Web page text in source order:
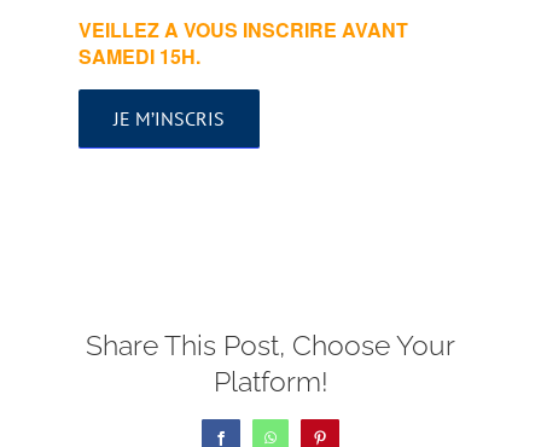
VEILLEZ A VOUS INSCRIRE AVANT
SAMEDI 15H.
JE M’INSCRIS
Share This Post, Choose Your
Platform!